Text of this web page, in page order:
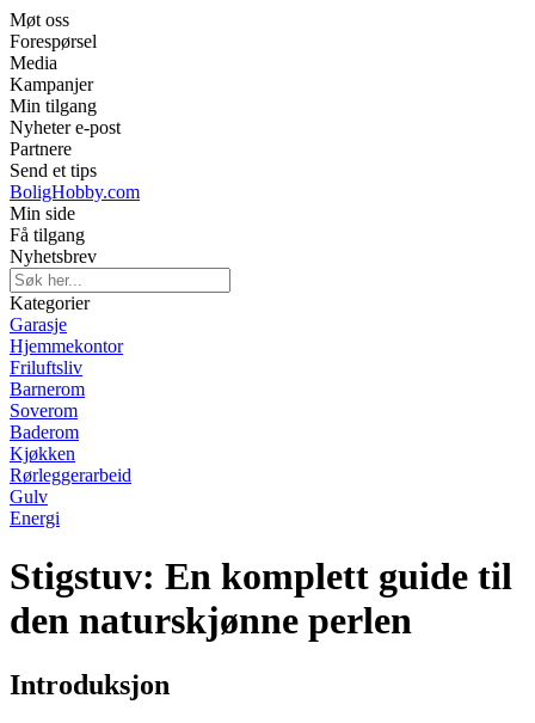
Møt oss
Forespørsel
Media
Kampanjer
Min tilgang
Nyheter e-post
Partnere
Send et tips
BoligHobby.com
Min side
Få tilgang
Nyhetsbrev
Kategorier
Garasje
Hjemmekontor
Friluftsliv
Barnerom
Soverom
Baderom
Kjøkken
Rørleggerarbeid
Gulv
Energi
Stigstuv: En komplett guide til
den naturskjønne perlen
Introduksjon